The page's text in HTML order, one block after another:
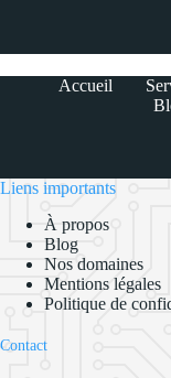
Liens importants
À propos
Blog
Nos domaines
Politique de